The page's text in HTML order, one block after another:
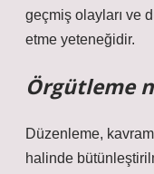
geçmiş olayları ve
etme yeteneğidir.
Örgütleme
Düzenleme,
halinde